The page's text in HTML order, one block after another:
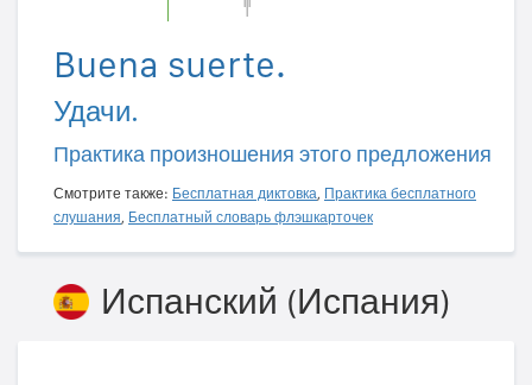
Buena suerte.
Удачи.
Практика произношения этого предложения
Смотрите также: Бесплатная диктовка, Практика бесплатного
слушания, Бесплатный словарь флэшкарточек
Испанский (Испания)